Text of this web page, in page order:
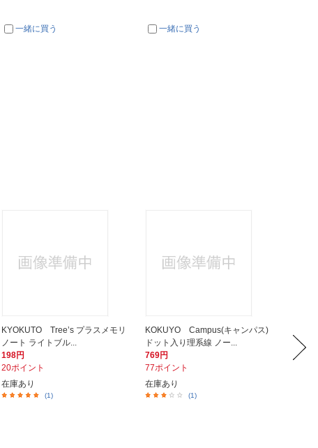
一緒に買う 一緒に買う
KYOKUTO Tree’s プラスメモリ
ノート ライトブル...
198円
20ポイント
在庫あり
(1)
KOKUYO Campus(キャンパス)
ドット入り理系線 ノー...
769円
77ポイント
在庫あり
(1)
ドッ
1,000円